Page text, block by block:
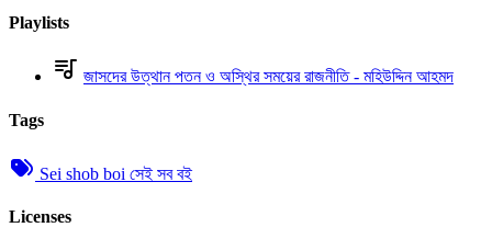
Playlists
জাসদের উত্থান পতন ও অস্থির সময়ের রাজনীতি - মহিউদ্দিন আহমদ
Tags
Sei shob boi সেই সব বই
Licenses